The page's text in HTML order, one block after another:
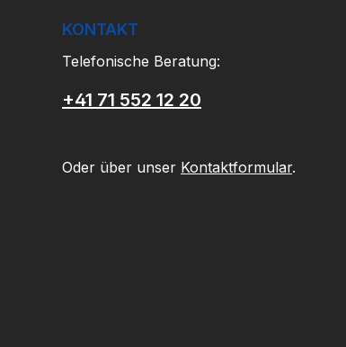
KONTAKT
Telefonische Beratung:
+41 71 552 12 20
Oder über unser Kontaktformular.